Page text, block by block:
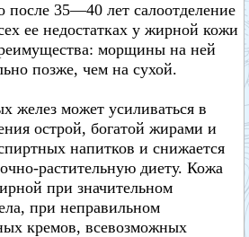
35—40 лет салоотделение
ее недостатках у жирной кожи
морщины на ней
позже, чем на сухой.
желез может усиливаться в
острой, богатой жирами и
напитков и снижается
растительную диету. Кожа
при значительном
при неправильном
кремов, всевозможных